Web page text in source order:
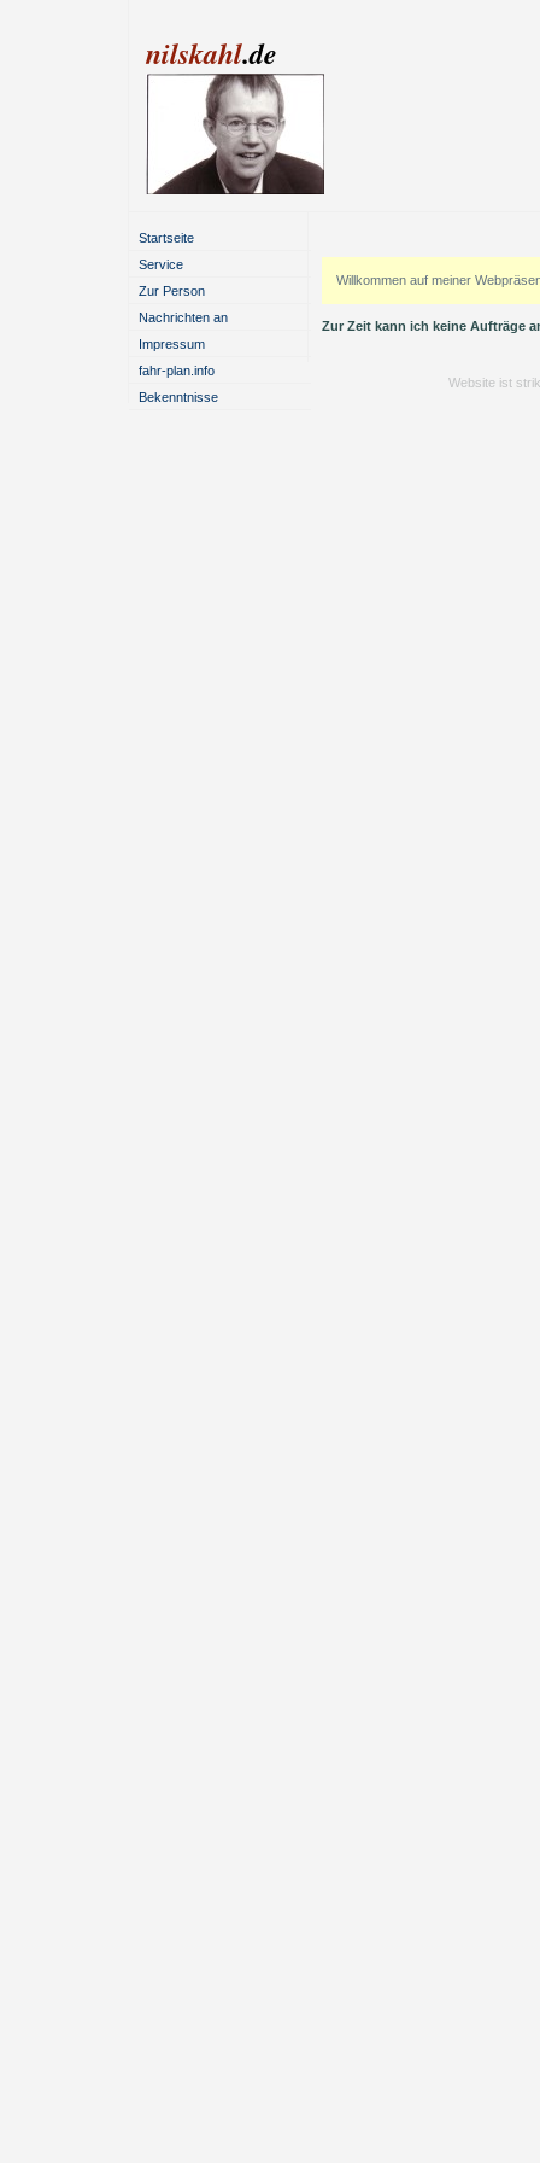
nilskahl.de
Startseite
Service
Zur Person
Nachrichten an
Impressum
fahr-plan.info
Bekenntnisse
Willkommen auf meiner
Zur Zeit kann ich keine Aufträge
Website ist